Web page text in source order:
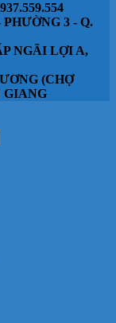
3 - Q.
NGÃI LỢI A,
(CHỢ
GIANG